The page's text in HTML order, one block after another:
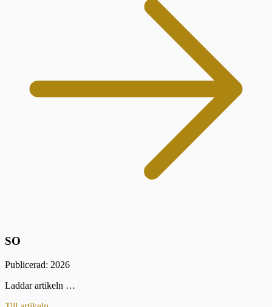
SO
Publicerad: 2026
Laddar artikeln …